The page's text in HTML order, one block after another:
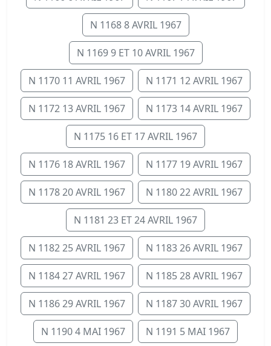
N 1168 8 AVRIL 1967
N 1169 9 ET 10 AVRIL 1967
N 1170 11 AVRIL 1967 N 1171 12 AVRIL 1967
N 1172 13 AVRIL 1967 N 1173 14 AVRIL 1967
N 1175 16 ET 17 AVRIL 1967
N 1176 18 AVRIL 1967 N 1177 19 AVRIL 1967
N 1178 20 AVRIL 1967 N 1180 22 AVRIL 1967
N 1181 23 ET 24 AVRIL 1967
N 1182 25 AVRIL 1967 N 1183 26 AVRIL 1967
N 1184 27 AVRIL 1967 N 1185 28 AVRIL 1967
N 1186 29 AVRIL 1967 N 1187 30 AVRIL 1967
N 1190 4 MAI 1967 N 1191 5 MAI 1967